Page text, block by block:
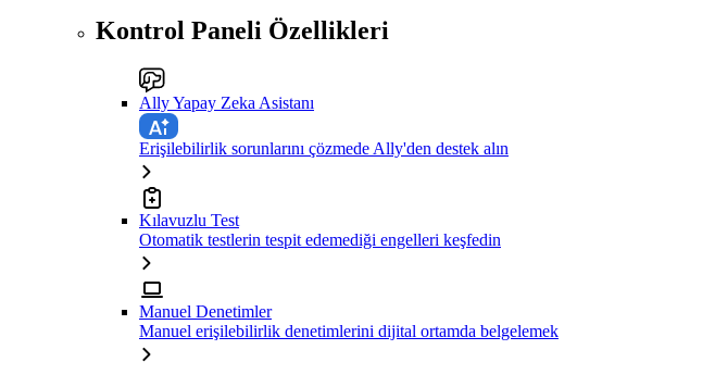
Kontrol Paneli Özellikleri
Ally Yapay Zeka Asistanı
Erişilebilirlik sorunlarını çözmede Ally'den destek alın
Kılavuzlu Test
Otomatik testlerin tespit edemediği engelleri keşfedin
Manuel Denetimler
Manuel erişilebilirlik denetimlerini dijital ortamda belgelemek